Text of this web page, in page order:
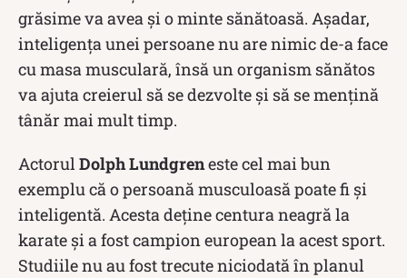
grăsime va avea și o minte sănătoasă. Așadar,
inteligența unei persoane nu are nimic de-a face
cu masa musculară, însă un organism sănătos
va ajuta creierul să se dezvolte și să se mențină
tânăr mai mult timp.
ActorulDolph Lundgreneste cel mai bun
exemplu că o persoană musculoasă poate fi și
inteligentă. Acesta deține centura neagră la
karate și a fost campion european la acest sport.
Studiile nu au fost trecute niciodată în planul